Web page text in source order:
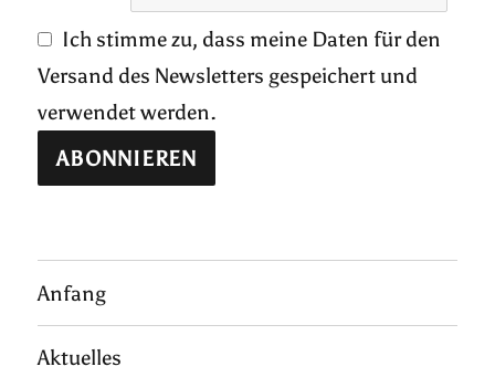
Ich stimme zu, dass meine Daten für den
Versand des Newsletters gespeichert und
verwendet werden.
Anfang
Aktuelles